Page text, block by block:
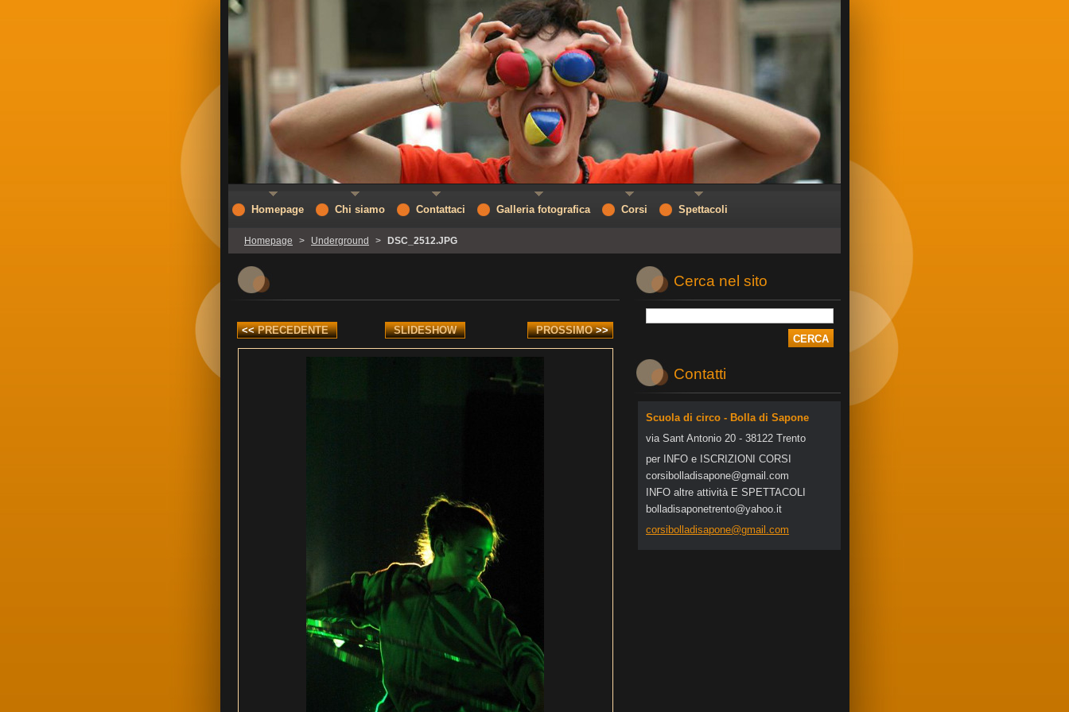
Homepage > Underground > DSC_2512.JPG
<< PRECEDENTE SLIDESHOW PROSSIMO >>
Cerca nel sito
Contatti
Scuola di circo - Bolla di Sapone
via Sant Antonio 20 - 38122 Trento
per INFO e ISCRIZIONI CORSI
corsibol ladisapone@gmail .com
INFO altre attività E SPETTACOLI
bolladisaponetrento@yahoo.it
corsibolladisapone@gmail.com
Homepage Chi siamo Contattaci Galleria fotografica Corsi Spettacoli